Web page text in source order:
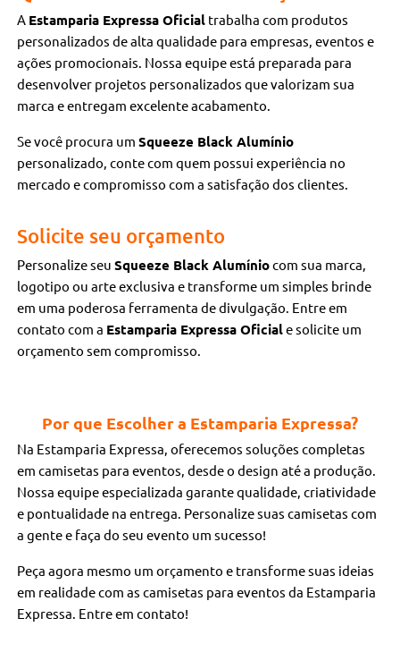
A Estamparia Expressa Oficial trabalha com produtos
personalizados de alta qualidade para empresas, eventos e
ações promocionais. Nossa equipe está preparada para
desenvolver projetos personalizados que valorizam sua
marca e entregam excelente acabamento.
Se você procura umSqueeze Black Alumínio
personalizado, conte com quem possui experiência no
mercado e compromisso com a satisfação dos clientes.
Solicite seu orçamento
Personalize seuSqueeze Black Alumíniocom sua marca,
logotipo ou arte exclusiva e transforme um simples brinde
em uma poderosa ferramenta de divulgação. Entre em
contato com a Estamparia Expressa Oficiale solicite um
orçamento sem compromisso.
Por que Escolher a Estamparia Expressa?
Na Estamparia Expressa, oferecemos soluções completas
em camisetas para eventos, desde o design até a produção.
Nossa equipe especializada garante qualidade, criatividade
e pontualidade na entrega. Personalize suas camisetas com
a gente e faça do seu evento um sucesso!
Peça agora mesmo um orçamento e transforme suas ideias
em realidade com as camisetas para eventos da Estamparia
Expressa. Entre em contato!